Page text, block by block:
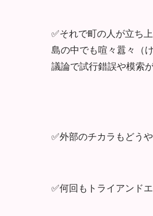
✅それで町の人が立ち
島の中でも喧々囂々（
議論で試行錯誤や模索
✅外部のチカラもどう
✅何回もトライアンド